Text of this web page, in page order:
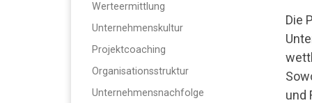
Die
und
Werteermittlung
Unternehmenskultur
Projektcoaching
Organisationsstruktur
Unternehmensnachfolge